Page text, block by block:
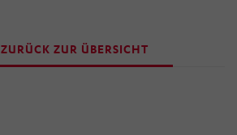
ZURÜCK ZUR ÜBERSICHT